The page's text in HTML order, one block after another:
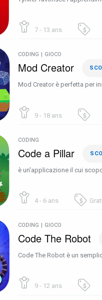
7 - 13 ans
CODING GIOCO
Mod Creator
Mod Creator è perfetta per
9 - 18 ans
CODING
Code a Pillar
è un'applicazione il cui
4 - 6 ans
CODING GIOCO
Code The Robot
Code The Robot è un
9 - 12 ans